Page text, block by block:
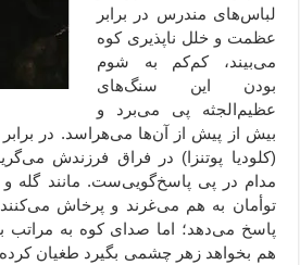
لباس‌های مندرس در برابر
عظمت و خلل ناپذیری کوه
می‌بیند، کم‌کم به شوم
بودن این سنگ‌های
عظیم‌الجثه پی می‌برد و
بیش از پیش از آن‌ها می‌هراسد. در برابر
(کلودیا پوتنزا) در فراق فرزندش
مدام در پی پاسخ‌گویی‌ست. مانند گله و
توأمان به هم می‌غرند و پرخاش
پاسخ می‌دهد؛ اما صدای کوه به مراتب
هم بخواهد زهر چشمی بگیرد طغیان